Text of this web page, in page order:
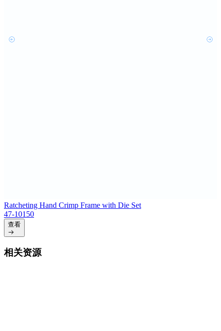
Ratcheting Hand Crimp Frame with Die Set
47-10150
查看
相关资源